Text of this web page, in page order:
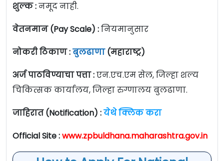
शुल्क :नमूद नाही.
वेतनमान (Pay Scale) :नियमानुसार
नोकरी ठिकाण :बुलढाणा(महाराष्ट्र)
अर्ज पाठविण्याचा पत्ता :एन.एच.एम सेल, जिल्हा शल्य
चिकित्सक कार्यालय, जिल्हा रुग्णालय बुलढाणा.
जाहिरात (Notification) :येथे क्लिक करा
Official Site :www.zpbuldhana.maharashtra.gov.in